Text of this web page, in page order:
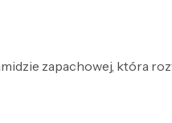
zapachowej, która